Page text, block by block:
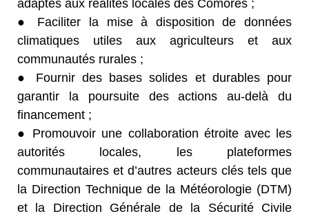
adaptés aux réalités locales des Comores ;
● Faciliter la mise à disposition de données
climatiques utiles aux agriculteurs et aux
communautés rurales ;
● Fournir des bases solides et durables pour
garantir la poursuite des actions au-delà du
financement ;
● Promouvoir une collaboration étroite avec les
autorités locales, les plateformes
communautaires et d’autres acteurs clés tels que
la Direction Technique de la Météorologie (DTM)
et la Direction Générale de la Sécurité Civile